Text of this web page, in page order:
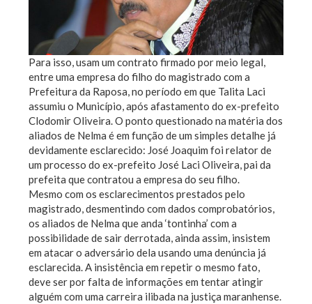
Para isso, usam um contrato firmado por meio legal,
entre uma empresa do filho do magistrado com a
Prefeitura da Raposa, no período em que Talita Laci
assumiu o Município, após afastamento do ex-prefeito
Clodomir Oliveira. O ponto questionado na matéria dos
aliados de Nelma é em função de um simples detalhe já
devidamente esclarecido: José Joaquim foi relator de
um processo do ex-prefeito José Laci Oliveira, pai da
prefeita que contratou a empresa do seu filho.
Mesmo com os esclarecimentos prestados pelo
magistrado, desmentindo com dados comprobatórios,
os aliados de Nelma que anda ‘tontinha’ com a
possibilidade de sair derrotada, ainda assim, insistem
em atacar o adversário dela usando uma denúncia já
esclarecida. A insistência em repetir o mesmo fato,
deve ser por falta de informações em tentar atingir
alguém com uma carreira ilibada na justiça maranhense.